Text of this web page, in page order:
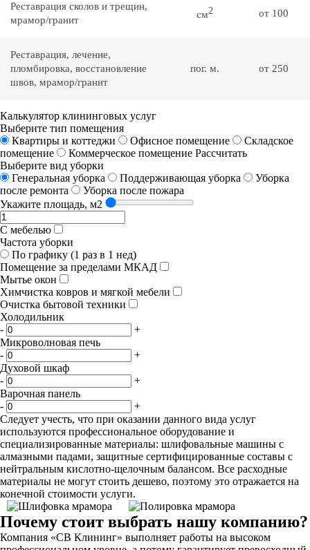
Реставрация сколов и трещин,
мрамор/гранит
см2 от 100
Реставрация, лечение,
пломбировка, восстановление
швов, мрамор/гранит
пог. м. от 250
Калькулятор клининговых услуг
Выберите тип помещения
Квартиры и коттеджи
Офисное помещение
Складское
помещение
Коммерческое помещение Рассчитать
Выберите вид уборки
Генеральная уборка
Поддерживающая уборка
Уборка
после ремонта
Уборка после пожара
Укажите площадь, м2
С мебелью
Частота уборки
По графику (1 раз в 1 нед)
Помещение за пределами МКАД
Мытье окон
Химчистка ковров и мягкой мебели
Очистка бытовой техники
Холодильник
-
+
Микроволновая печь
-
+
Духовой шкаф
-
+
Варочная панель
-
+
Следует учесть, что при оказании данного вида услуг
используются профессиональное оборудование и
специализированные материалы: шлифовальные машины с
алмазными падами, защитные сертифицированные составы с
нейтральным кислотно-щелочным балансом. Все расходные
материалы не могут стоить дешево, поэтому это отражается на
конечной стоимости услуги.
Почему стоит выбрать нашу компанию?
Компания «СВ Клининг» выполняет работы на высоком